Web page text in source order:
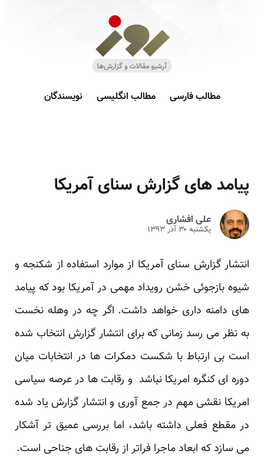
مطالب فارسی مطالب انگلیسی نویسندگان
پیامد های گزارش سنای آمریکا
علی افشاری
یکشنبه ۳۰ آذر ۱۳۹۳
انتشار گزارش سنای آمریکا از موارد استفاده از شکنجه و
شیوه بازجوئی خشن رویداد مهمی در آمریکا بود که پیامد
های دامنه داری خواهد داشت. اگر چه در وهله نخست
به نظر می رسد زمانی که برای انتشار گزارش انتخاب شده
است بی ارتباط با شکست دمکرات ها در انتخابات میان
دوره ای کنگره امریکا نباشد و رقابت ها در عرصه سیاسی
امریکا نقشی مهم در جمع آوری و انتشار گزارش یاد شده
در مقطع فعلی داشته باشد، اما بررسی عمیق تر آشکار
می سازد که ابعاد ماجرا فراتر از رقابت های جناحی است.